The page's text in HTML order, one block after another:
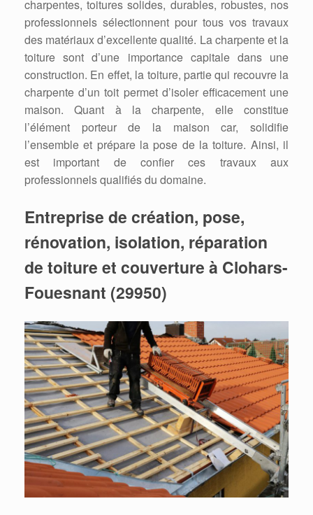
charpentes, toitures solides, durables, robustes, nos
professionnels sélectionnent pour tous vos travaux
des matériaux d’excellente qualité. La charpente et la
toiture sont d’une importance capitale dans une
construction. En effet, la toiture, partie qui recouvre la
charpente d’un toit permet d’isoler efficacement une
maison. Quant à la charpente, elle constitue
l’élément porteur de la maison car, solidifie
l’ensemble et prépare la pose de la toiture. Ainsi, il
est important de confier ces travaux aux
professionnels qualifiés du domaine.
Entreprise de création, pose,
rénovation, isolation, réparation
de toiture et couverture à Clohars-
Fouesnant (29950)